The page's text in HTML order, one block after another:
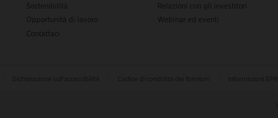
Sostenibilità
Opportunità di lavoro
Contattaci
Relazioni con gli investitori
Webinar ed eventi
Dichiarazione sull'accessibilità Codice di condotta dei fornitori Informazioni EPR